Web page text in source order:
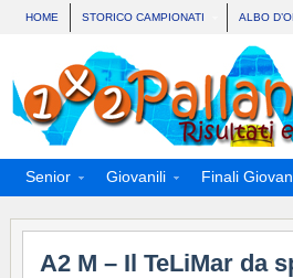
HOME STORICO CAMPIONATI ALBO
Senior Giovanili Finali
A2 M – Il TeLiMar da